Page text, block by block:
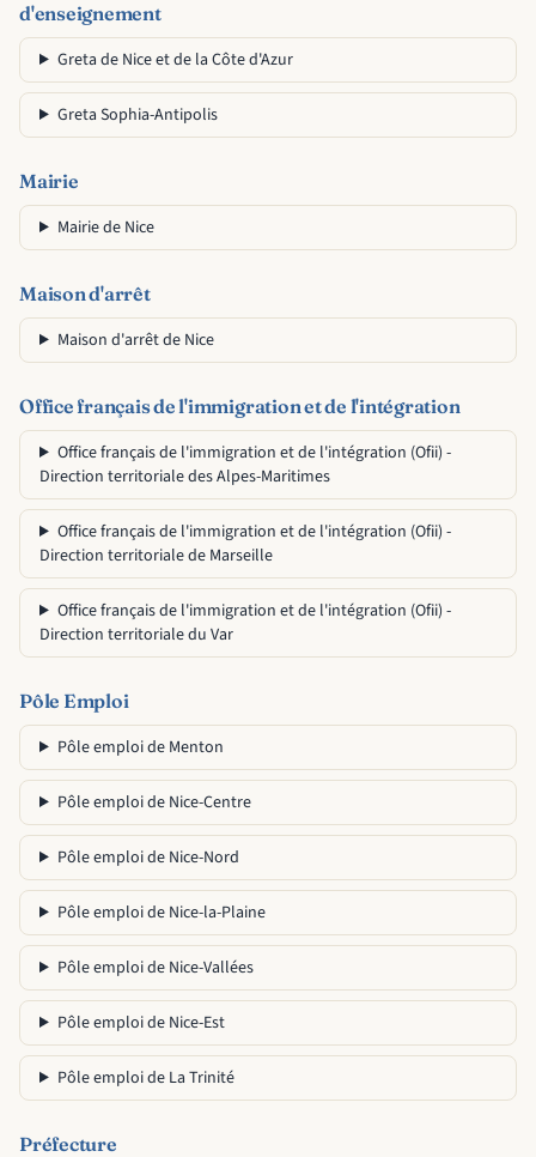
d'enseignement
Greta de Nice et de la Côte d'Azur
Greta Sophia-Antipolis
Mairie
Mairie de Nice
Maison d'arrêt
Maison d'arrêt de Nice
Office français de l'immigration et de l'intégration
Office français de l'immigration et de l'intégration (Ofii) -
Direction territoriale des Alpes-Maritimes
Office français de l'immigration et de l'intégration (Ofii) -
Direction territoriale de Marseille
Office français de l'immigration et de l'intégration (Ofii) -
Direction territoriale du Var
Pôle Emploi
Pôle emploi de Menton
Pôle emploi de Nice-Centre
Pôle emploi de Nice-Nord
Pôle emploi de Nice-la-Plaine
Pôle emploi de Nice-Vallées
Pôle emploi de Nice-Est
Pôle emploi de La Trinité
Préfecture